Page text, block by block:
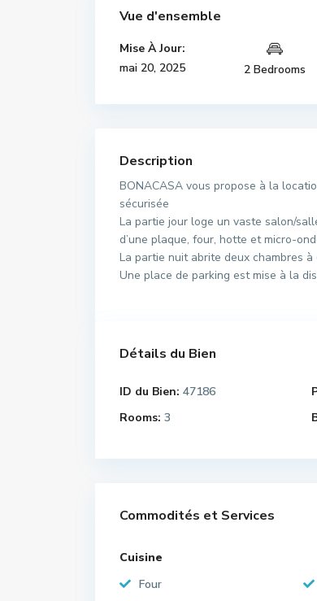
Vue d'ensemble
Mise À Jour:
mai 20, 2025
2 Bedrooms
Description
BONACASA vous propose à la
sécurisée
La partie jour loge un vaste salon/
d’une plaque, four, hotte et micro-
La partie nuit abrite deux chambres
Une place de parking est mise à la
Détails du Bien
ID du Bien: 47186
Rooms: 3
Commodités et Services
Cuisine
Four